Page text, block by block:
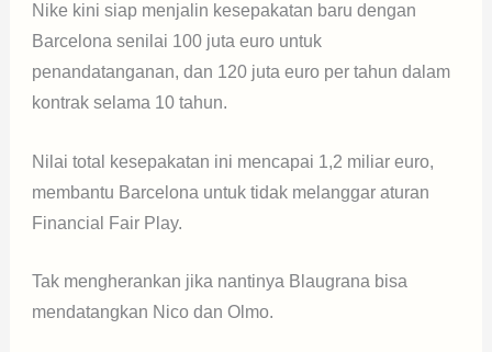
Nike kini siap menjalin kesepakatan baru dengan
Barcelona senilai 100 juta euro untuk
penandatanganan, dan 120 juta euro per tahun dalam
kontrak selama 10 tahun.
Nilai total kesepakatan ini mencapai 1,2 miliar euro,
membantu Barcelona untuk tidak melanggar aturan
Financial Fair Play.
Tak mengherankan jika nantinya Blaugrana bisa
mendatangkan Nico dan Olmo.